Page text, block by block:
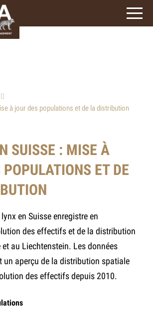
à jour des populations et de la distribution
SUISSE : MISE À
ET DE
en Suisse enregistre en
des effectifs et de la distribution
au Liechtenstein. Les données
un aperçu de la distribution spatiale
des effectifs depuis 2010.